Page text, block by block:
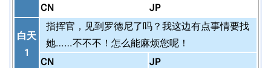
CN
JP
白天
1
指挥官，见到罗德尼了吗？我这边有点事情要找
她……不不不！怎么能麻烦您呢！
CN
JP